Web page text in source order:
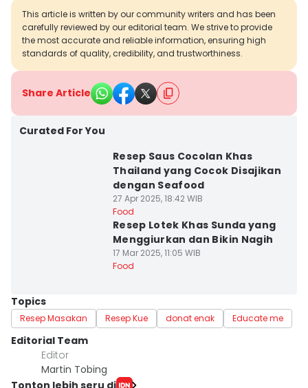
This article is written by our community writers and has been
carefully reviewed by our editorial team. We strive to provide
the most accurate and reliable information, ensuring high
standards of quality, credibility, and trustworthiness.
Share Article
Curated For You
Resep Saus Cocolan Khas
Thailand yang Cocok Disajikan
dengan Seafood
27 Apr 2025, 18:42 WIB
Food
Resep Lotek Khas Sunda yang
Menggiurkan dan Bikin Nagih
17 Mar 2025, 11:05 WIB
Food
Topics
Resep Masakan Resep Kue donat enak Educate me
Editorial Team
Editor
Martin Tobing
Tonton lebih seru di